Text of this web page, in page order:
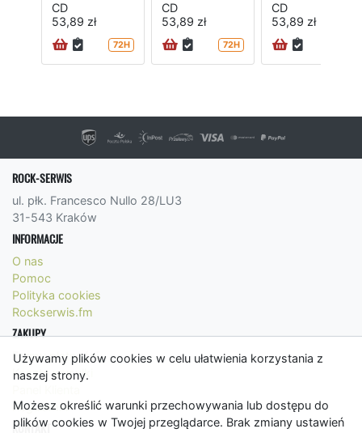
Używamy plików cookies w celu ułatwienia korzystania z
naszej strony.
Możesz określić warunki przechowywania lub dostępu do
plików cookies w Twojej przeglądarce. Brak zmiany ustawień
CD
53,89 zł
72H
CD
53,89 zł
72H
CD
53,89 zł
ROCK-SERWIS
ul. płk. Francesco Nullo 28/LU3
31-543 Kraków
INFORMACJE
O nas
Pomoc
Polityka cookies
Rockserwis.fm
ZAKUPY
Formy płatności
Koszty wysyłki
Regulamin
KONTAKT